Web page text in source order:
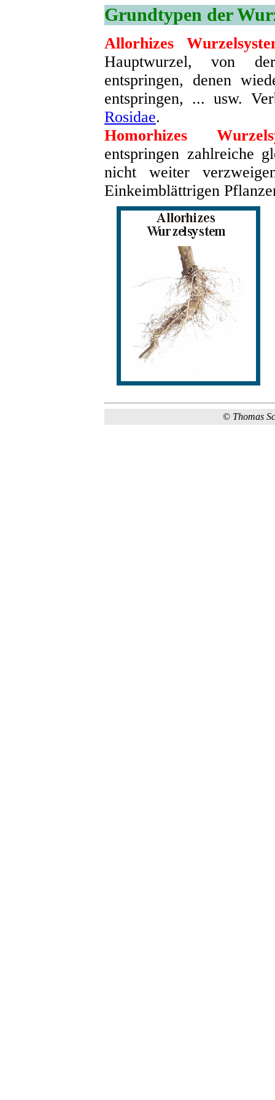
Grundtypen der
Allorhizes
Hauptwurzel, von
entspringen, denen
entspringen, ... usw.
Rosidae.
Homorhizes
entspringen zahlreiche
nicht weiter
Einkeimblättrigen
© Thomas